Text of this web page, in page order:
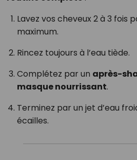
Lavez vos cheveux 2 à 3 fois
maximum.
Rincez toujours à l’eau tiède.
Complétez par un après-
masque nourrissant.
Terminez par un jet d’eau
écailles.